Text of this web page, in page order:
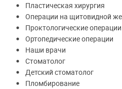
Пластическая хирургия
Операции на щитовидной
Проктологические операции
Ортопедические операции
Наши врачи
Стоматолог
Детский стоматолог
Пломбирование